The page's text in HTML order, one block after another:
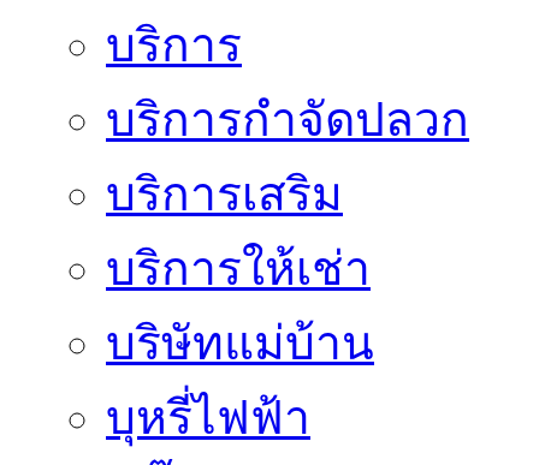
บริการ
บริการกำจัดปลวก
บริการเสริม
บริการให้เช่า
บริษัทแม่บ้าน
บุหรี่ไฟฟ้า